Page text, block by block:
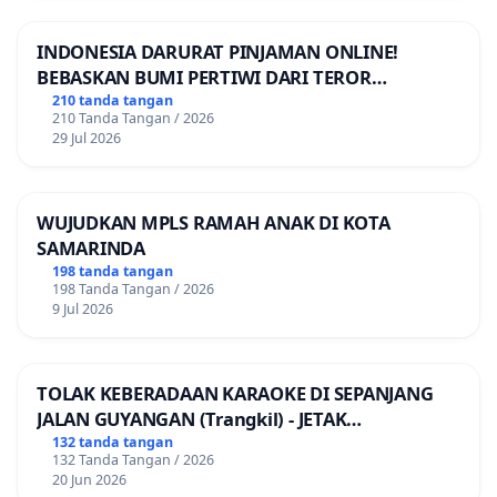
[Lampiran ART IAI 2024; link[6]. Pada ayat (3)
berbunyi: “ a) Majelis kehormatan Provinsi
menyampaikan rekomendasi pengenaan sanksi
Laku Profesi Arsitek yang dilakukan oleh anggota
IAI setelah melalui Sidang Kode Etik Provinsi, b)
Pengurus Provinsi menetapkan sanksi pada huruf
a berupa Keputusan Pengurus Provinsi sesuai
sejak surat rekomendasi diterbitkan, c) Pengurus
Provinsi menetapkan sanksi ringan berupa Surat
Teguran atas kelalaian membayar iuran dan/atau
INDONESIA DARURAT PINJAMAN ONLINE!
BEBASKAN BUMI PERTIWI DARI TEROR
PINJAMAN ONLINE! TUTUP PINJOL!
210 tanda tangan
210 Tanda Tangan / 2026
29 Jul 2026
WUJUDKAN MPLS RAMAH ANAK DI KOTA
SAMARINDA
198 tanda tangan
198 Tanda Tangan / 2026
9 Jul 2026
TOLAK KEBERADAAN KARAOKE DI SEPANJANG
JALAN GUYANGAN (Trangkil) - JETAK
(Wedarijaksa) Kab. PATI
132 tanda tangan
132 Tanda Tangan / 2026
20 Jun 2026